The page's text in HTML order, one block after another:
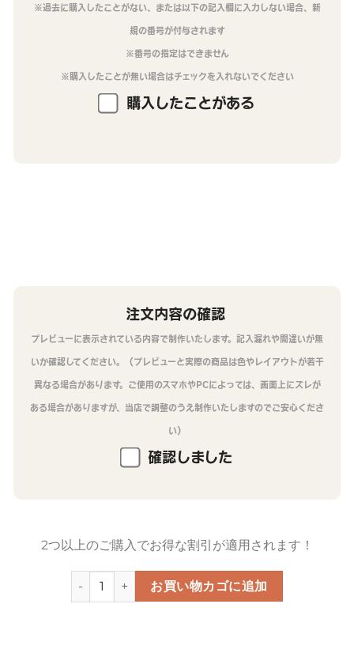
※過去に購入したことがない、または以下の記入欄に入力しない場合、新
規の番号が付与されます
※番号の指定はできません
※購入したことが無い場合はチェックを入れないでください
購入したことがある
注文内容の確認
プレビューに表示されている内容で制作いたします。記入漏れや間違いが無
いか確認してください。（プレビューと実際の商品は色やレイアウトが若干
異なる場合があります。ご使用のスマホやPCによっては、画面上にズレが
ある場合がありますが、当店で調整のうえ制作いたしますのでご安心くださ
い）
確認しました
2つ以上のご購入でお得な割引が適用されます！
トリナンバーカード個
お買い物カゴに追加